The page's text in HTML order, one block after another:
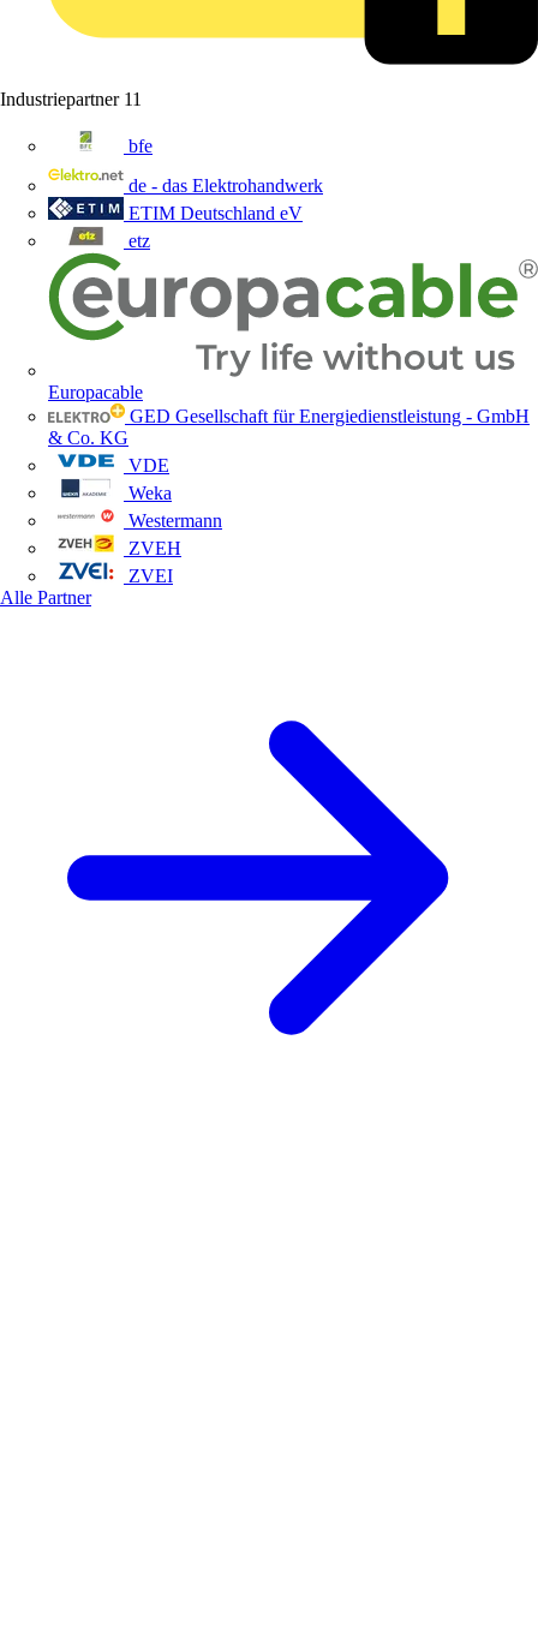
Industriepartner 11
bfe
de - das Elektrohandwerk
ETIM Deutschland eV
etz
Europacable
GED Gesellschaft für Energiedienstleistung - GmbH
& Co. KG
VDE
Weka
Westermann
ZVEH
ZVEI
Alle Partner